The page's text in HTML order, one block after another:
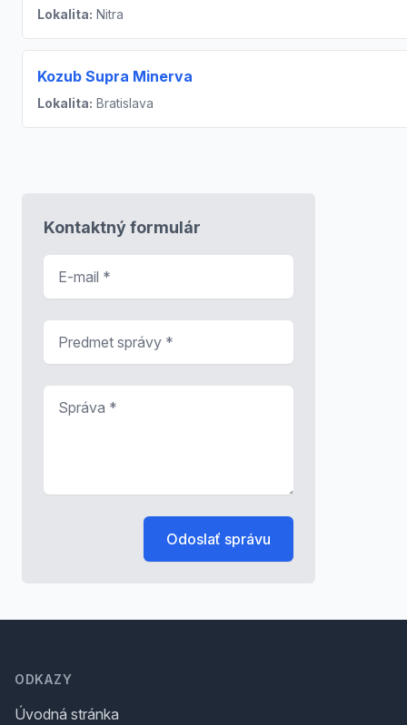
Lokalita: Nitra
Kozub Supra Minerva
Lokalita: Bratislava
Kontaktný formulár
Odoslať správu
ODKAZY
Úvodná stránka